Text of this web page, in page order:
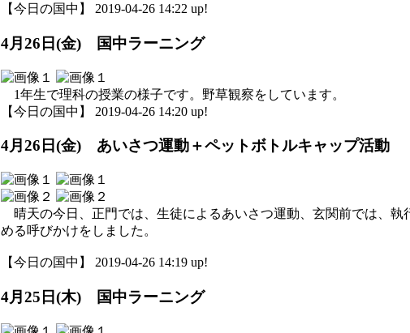
【今日の国中】 2019-04-26 14:22 up!
4月26日(金) 国中ラーニング
1年生で理科の授業の様子です。野草観察をしています。
【今日の国中】 2019-04-26 14:20 up!
4月26日(金) あいさつ運動＋ペットボトルキャップ活動
晴天の今日、正門では、生徒によるあいさつ運動、玄関前では、執
める呼びかけをしました。
【今日の国中】 2019-04-26 14:19 up!
4月25日(木) 国中ラーニング